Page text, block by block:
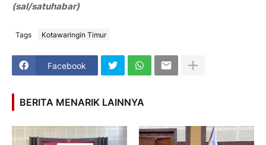
(sal/satuhabar)
Tags Kotawaringin Timur
Facebook
BERITA MENARIK LAINNYA